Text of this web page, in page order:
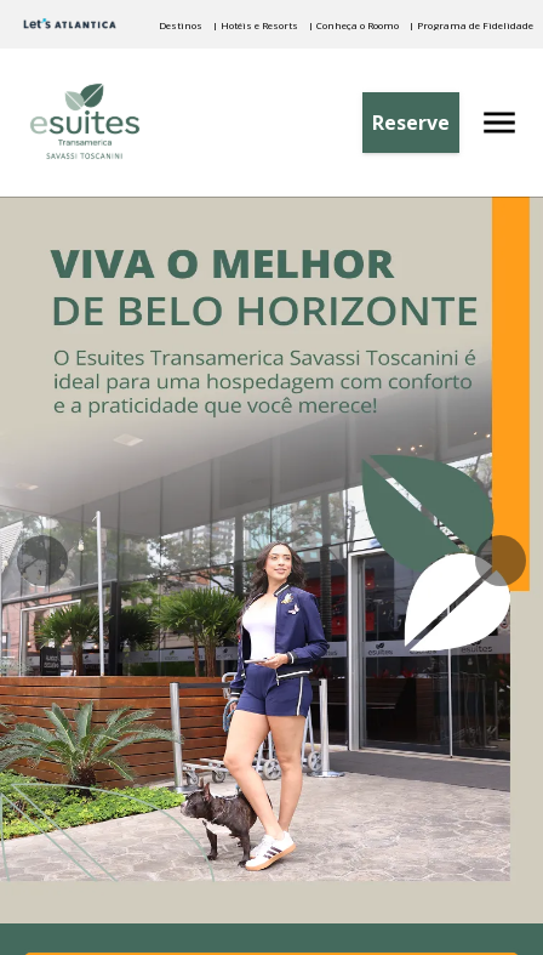
Destinos | Hotéis e Resorts | Conheça o Roomo | Programa de Fidelidade
Reserve